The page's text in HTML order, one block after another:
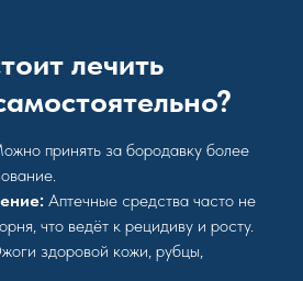
лечить
принять за бородавку более
Аптечные средства часто не
что ведёт к рецидиву и росту.
здоровой кожи, рубцы,